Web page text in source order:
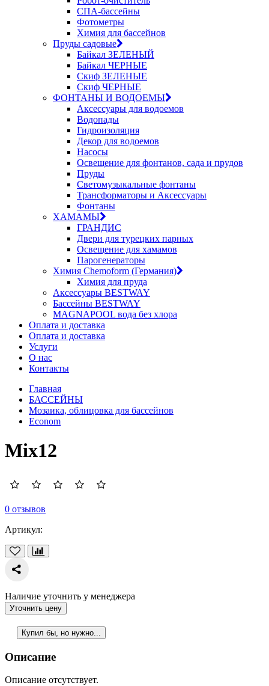
СПА-бассейны
Фотометры
Химия для бассейнов
Пруды садовые
Байкал ЗЕЛЕНЫЙ
Байкал ЧЕРНЫЕ
Скиф ЗЕЛЕНЫЕ
Скиф ЧЕРНЫЕ
ФОНТАНЫ И ВОДОЕМЫ
Аксессуары для водоемов
Водопады
Гидроизоляция
Декор для водоемов
Насосы
Освещение для фонтанов, сада и прудов
Пруды
Светомузыкальные фонтаны
Трансформаторы и Аксессуары
Фонтаны
ХАМАМЫ
ГРАНДИС
Двери для турецких парных
Освещение для хамамов
Парогенераторы
Химия Chemoform (Германия)
Химия для пруда
Аксессуары BESTWAY
Бассейны BESTWAY
MAGNAPOOL вода без хлора
Оплата и доставка
Оплата и доставка
Услуги
О нас
Контакты
Главная
БАССЕЙНЫ
Мозаика, облицовка для бассейнов
Econom
Mix12
0 отзывов
Артикул:
Наличие уточнить у менеджера
Уточнить цену
Купил бы, но нужно...
Описание
Описание отсутствует.